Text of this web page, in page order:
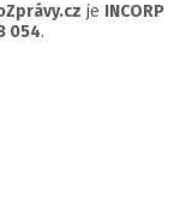
je INCORP
054.